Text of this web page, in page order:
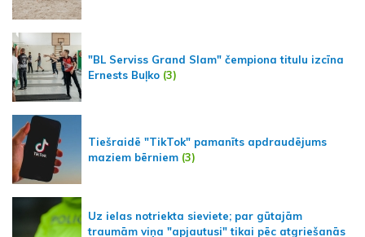
"BL Serviss Grand Slam" čempiona titulu izcīna
Ernests Buļko (3)
Tiešraidē "TikTok" pamanīts apdraudējums
maziem bērniem (3)
Uz ielas notriekta sieviete; par gūtajām
traumām viņa "apjautusi" tikai pēc atgriešanās